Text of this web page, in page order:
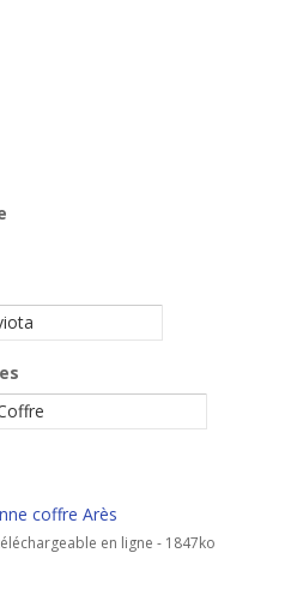
coffre Arès
en ligne - 1847ko